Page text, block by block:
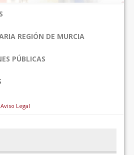
REGIÓN DE MURCIA
PÚBLICAS
Aviso Legal